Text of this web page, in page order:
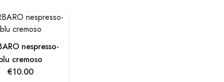
nespresso-
cremoso
€10.00